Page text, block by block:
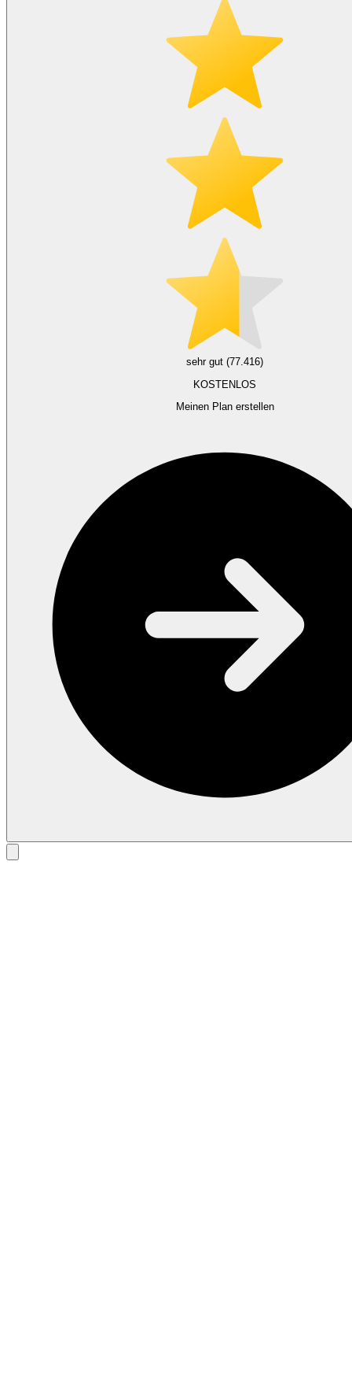
sehr gut (77.416)
KOSTENLOS
Meinen Plan erstellen